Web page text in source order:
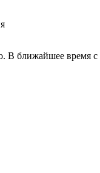
В ближайшее время